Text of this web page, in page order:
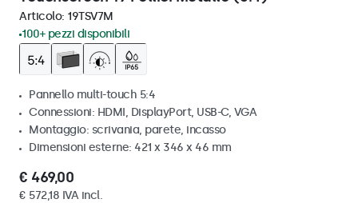
Articolo: 19TSV7M
100+ pezzi disponibili
Pannello multi-touch 5:4
Connessioni: HDMI, DisplayPort, USB-C, VGA
Montaggio: scrivania, parete, incasso
Dimensioni esterne: 421 x 346 x 46 mm
€ 469,00
€ 572,18 IVA incl.